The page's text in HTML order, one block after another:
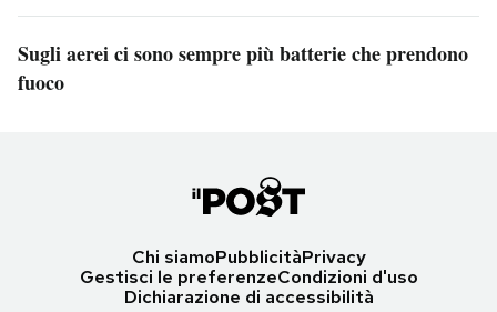
Sugli aerei ci sono sempre più batterie che prendono
fuoco
Chi siamoPubblicitàPrivacy
Gestisci le preferenzeCondizioni d'uso
Dichiarazione di accessibilità